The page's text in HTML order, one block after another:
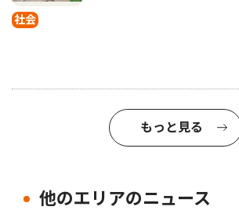
社会
もっと見る
他のエリアのニュース